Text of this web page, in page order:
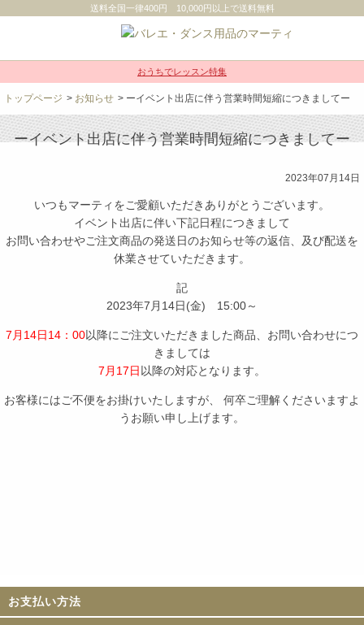
送料全国一律400円 10,000円以上で送料無料
おうちでレッスン特集
トップページ > お知らせ > ーイベント出店に伴う営業時間短縮につきましてー
ーイベント出店に伴う営業時間短縮につきましてー
2023年07月14日
いつもマーティをご愛顧いただきありがとうございます。
イベント出店に伴い下記日程につきまして
お問い合わせやご注文商品の発送日のお知らせ等の返信、及び配送を
休業させていただきます。
記
2023年7月14日(金) 15:00～
7月14日14：00以降にご注文いただきました商品、お問い合わせにつ
きましては
7月17日 以降の対応となります。
お客様にはご不便をお掛けいたしますが、 何卒ご理解くださいますよ
うお願い申し上げます。
お支払い方法